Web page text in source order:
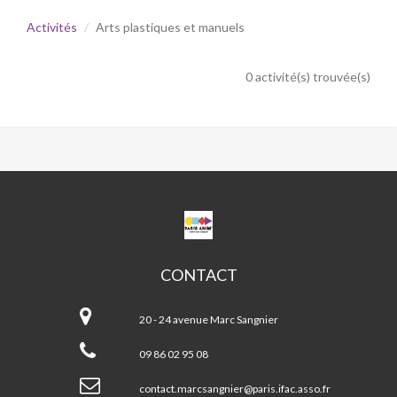
Activités Arts plastiques et manuels
0 activité(s) trouvée(s)
CPA
MARC
CONTACT
Marc
Sangnier
20 - 24 avenue Marc Sangnier
09 86 02 95 08
contact.marcsangnier@paris.ifac.asso.fr